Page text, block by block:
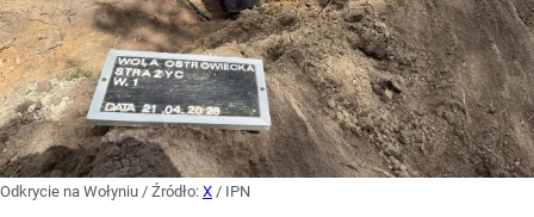
Odkrycie na Wołyniu / Źródło: X / IPN